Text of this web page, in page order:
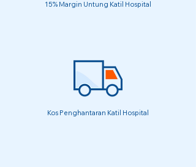
15% Margin Untung Katil Hospital
Kos Penghantaran Katil Hospital